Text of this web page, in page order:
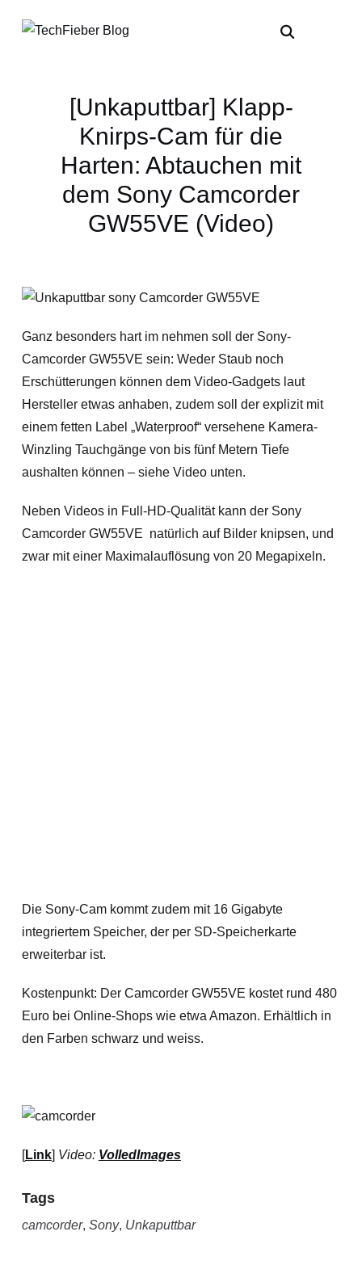
[Unkaputtbar] Klapp-
Knirps-Cam für die
Harten: Abtauchen mit
dem Sony Camcorder
GW55VE (Video)
Ganz besonders hart im nehmen soll der Sony-
Camcorder GW55VE sein: Weder Staub noch
Erschütterungen können dem Video-Gadgets laut
Hersteller etwas anhaben, zudem soll der explizit mit
einem fetten Label „Waterproof“ versehene Kamera-
Winzling Tauchgänge von bis fünf Metern Tiefe
aushalten können – siehe Video unten.
Neben Videos in Full-HD-Qualität kann der Sony
Camcorder GW55VE natürlich auf Bilder knipsen, und
zwar mit einer Maximalauflösung von 20 Megapixeln.
Die Sony-Cam kommt zudem mit 16 Gigabyte
integriertem Speicher, der per SD-Speicherkarte
erweiterbar ist.
Kostenpunkt: Der Camcorder GW55VE kostet rund 480
Euro bei Online-Shops wie etwa Amazon. Erhältlich in
den Farben schwarz und weiss.
[Link] Video: VolledImages
Tags
camcorder, Sony, Unkaputtbar